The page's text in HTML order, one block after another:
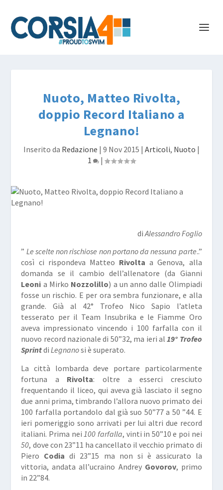
Nuoto, Matteo Rivolta,
doppio Record Italiano a
Legnano!
Inserito da Redazione | 9 Nov 2015 | Articoli, Nuoto |
1
|
diAlessandro Foglio
” Le scelte non rischiose non portano da nessuna parte..”
così ci rispondeva Matteo Rivolta a Genova, alla
domanda se il cambio dell’allenatore (da Gianni
Leoni a Mirko Nozzolillo) a un anno dalle Olimpiadi
fosse un rischio. E per ora sembra funzionare, e alla
grande. Già al 42° Trofeo Nico Sapio l’atleta
tesserato per il Team Insubrika e le Fiamme Oro
aveva impressionato vincendo i 100 farfalla con il
nuovo record nazionale di 50”32, ma ieri al19° Trofeo
SprintdiLegnanosi è superato.
La città lombarda deve portare particolarmente
fortuna a Rivolta: oltre a esserci cresciuto
frequentando il liceo, qui aveva già lasciato il segno
due anni prima, timbrando l’allora nuovo primato dei
100 farfalla portandolo dal già suo 50”77 a 50 ”44. E
ieri pomeriggio sono arrivati per lui altri due record
italiani. Prima nei 100 farfalla, vinti in 50”10 e poi nei
50, dove con 23”11 ha cancellato il vecchio primato di
Piero Codia di 23”15 ma non si è assicurato la
vittoria, andata all’ucraino Andrey Govorov, primo
in 22”84.